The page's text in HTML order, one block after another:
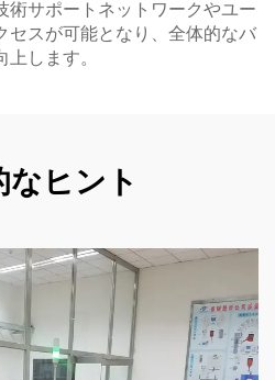
術サポートネットワークやユー
セスが可能となり、全体的なバ
します。
なヒント